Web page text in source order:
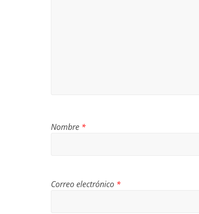
Nombre *
Correo electrónico *